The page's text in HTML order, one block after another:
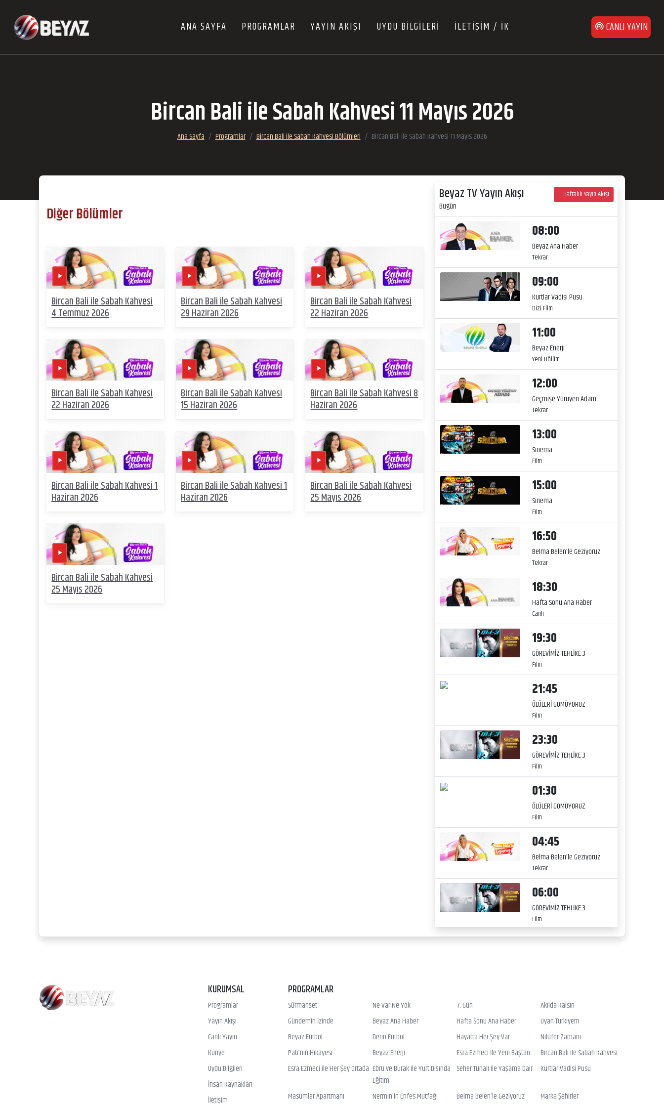
ANA SAYFA PROGRAMLAR YAYIN AKIŞI UYDU BİLGİLERİ İLETİŞİM / İK CANLI YAYIN
Bircan Bali ile Sabah Kahvesi 11 Mayıs 2026
Ana Sayfa Programlar Bircan Bali ile Sabah Kahvesi Bölümleri Bircan Bali ile Sabah Kahvesi 11 Mayıs 2026
Diğer Bölümler
Bircan Bali ile Sabah Kahvesi
4 Temmuz 2026
Bircan Bali ile Sabah Kahvesi
29 Haziran 2026
Bircan Bali ile Sabah Kahvesi
22 Haziran 2026
Bircan Bali ile Sabah Kahvesi
22 Haziran 2026
Bircan Bali ile Sabah Kahvesi
15 Haziran 2026
Bircan Bali ile Sabah Kahvesi 8
Haziran 2026
Bircan Bali ile Sabah Kahvesi 1
Haziran 2026
Bircan Bali ile Sabah Kahvesi 1
Haziran 2026
Bircan Bali ile Sabah Kahvesi
25 Mayıs 2026
Bircan Bali ile Sabah Kahvesi
25 Mayıs 2026
Beyaz TV Yayın Akışı
Bugün
+ Haftalık Yayın Akışı
08:00
Beyaz Ana Haber
Tekrar
09:00
Kurtlar Vadisi Pusu
Dizi Film
11:00
Beyaz Enerji
Yeni Bölüm
12:00
Geçmişe Yürüyen Adam
Tekrar
13:00
Sinema
Film
15:00
Sinema
Film
16:50
Belma Belen’le Geziyoruz
Tekrar
18:30
Hafta Sonu Ana Haber
Canlı
19:30
GÖREVİMİZ TEHLİKE 3
Film
21:45
ÖLÜLERİ GÖMÜYORUZ
Film
23:30
GÖREVİMİZ TEHLİKE 3
Film
01:30
ÖLÜLERİ GÖMÜYORUZ
Film
04:45
Belma Belen’le Geziyoruz
Tekrar
06:00
GÖREVİMİZ TEHLİKE 3
Film
KURUMSAL
Programlar
Yayın Akışı
Canlı Yayın
Künye
Uydu Bilgileri
İnsan Kaynakları
İletişim
PROGRAMLAR
Sürmanşet Ne Var Ne Yok 7. Gün
Akılda Kalsın
Gündemin İzinde
Beyaz Ana Haber Hafta Sonu Ana Haber
Uyan Türkiyem
Beyaz Futbol
Derin Futbol Hayatta Her Şey Var
Nilüfer Zamanı
Pati'nin Hikayesi
Beyaz Enerji Esra Ezmeci İle Yeni Baştan
Bircan Bali ile Sabah Kahvesi
Esra Ezmeci ile Her Şey Ortada Ebru ve Burak ile Yurt Dışında
Eğitim
Seher Tunalı ile Yaşama Dair Kurtlar Vadisi Pusu
Masumlar Apartmanı Nermin'in Enfes Mutfağı Belma Belen’le Geziyoruz
Marka Şehirler